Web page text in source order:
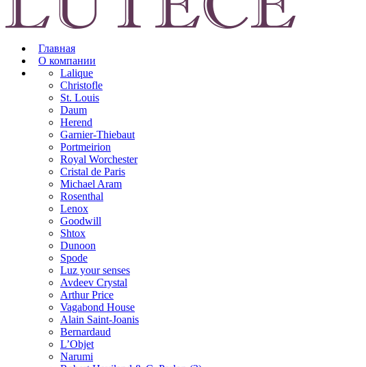
Главная
О компании
Lalique
Christofle
St. Louis
Daum
Herend
Garnier-Thiebaut
Portmeirion
Royal Worchester
Cristal de Paris
Michael Aram
Rosenthal
Lenox
Goodwill
Shtox
Dunoon
Spode
Luz your senses
Avdeev Crystal
Arthur Price
Vagabond House
Alain Saint-Joanis
Bernardaud
L’Objet
Narumi